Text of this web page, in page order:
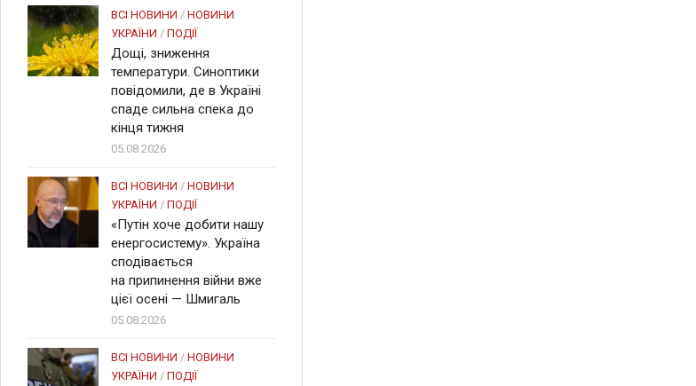
ВСІ НОВИНИ / НОВИНИ
УКРАЇНИ / ПОДІЇ
Дощі, зниження
температури. Синоптики
повідомили, де в Україні
спаде сильна спека до
кінця тижня
05.08.2026
ВСІ НОВИНИ / НОВИНИ
УКРАЇНИ / ПОДІЇ
«Путін хоче добити нашу
енергосистему». Україна
сподівається
на припинення війни вже
цієї осені — Шмигаль
05.08.2026
ВСІ НОВИНИ / НОВИНИ
УКРАЇНИ / ПОДІЇ